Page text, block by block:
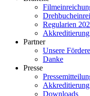
Regularien
Akkreditierung
Partner
Unsere
Danke
Presse
Akkreditierung
Downloads